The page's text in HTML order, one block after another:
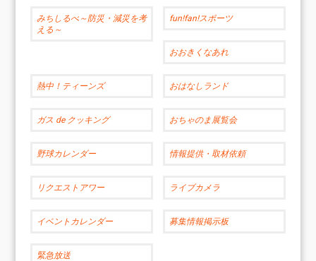
みちしるべ～防災・減災を考
える～
fun!fan!スポーツ
おおきくなあれ
熱中！ティーンズ おはなしランド
ガス de クッキング おちゃのま展覧会
野球カレンダー 情報提供・取材依頼
リクエストアワー ライブカメラ
イベントカレンダー 募集情報掲示板
緊急放送